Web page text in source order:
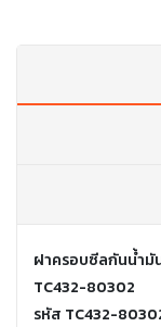
ฝาครอบซีลกันน้ำมั
TC432-80302
รหัส TC432-